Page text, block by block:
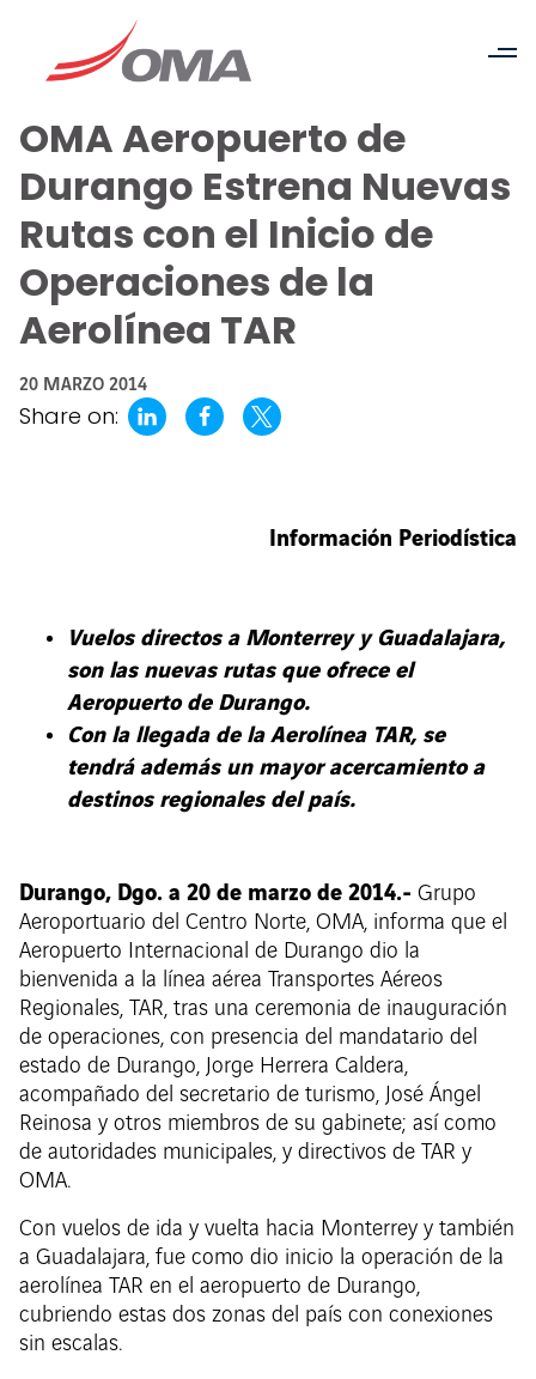
OMA Aeropuerto de
Durango Estrena Nuevas
Rutas con el Inicio de
Operaciones de la
Aerolínea TAR
20 MARZO 2014
Share on:
Información Periodística
Vuelos directos a Monterrey y Guadalajara,
son las nuevas rutas que ofrece el
Aeropuerto de Durango.
Con la llegada de la Aerolínea TAR, se
tendrá además un mayor acercamiento a
destinos regionales del país.
Durango, Dgo. a 20 de marzo de 2014.- Grupo
Aeroportuario del Centro Norte, OMA, informa que el
Aeropuerto Internacional de Durango dio la
bienvenida a la línea aérea Transportes Aéreos
Regionales, TAR, tras una ceremonia de inauguración
de operaciones, con presencia del mandatario del
estado de Durango, Jorge Herrera Caldera,
acompañado del secretario de turismo, José Ángel
Reinosa y otros miembros de su gabinete; así como
de autoridades municipales, y directivos de TAR y
OMA.
Con vuelos de ida y vuelta hacia Monterrey y también
a Guadalajara, fue como dio inicio la operación de la
aerolínea TAR en el aeropuerto de Durango,
cubriendo estas dos zonas del país con conexiones
sin escalas.